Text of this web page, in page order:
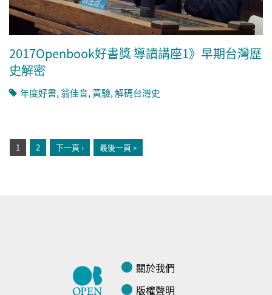
2017Openbook好書獎 導讀講座1》早期台灣歷
史解密
年度好書,翁佳音,黃驗,解碼台灣史
1 2 下一頁 › 最後一頁 »
關於我們
版權聲明